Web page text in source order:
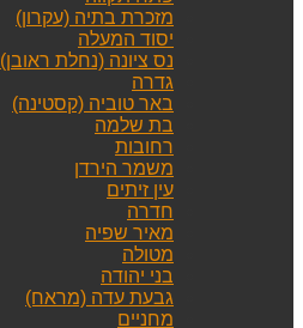
מזכרת בתיה (עקרון)
יסוד המעלה
נס ציונה (נחלת ראובן)
גדרה
באר טוביה (קסטינה)
בת שלמה
רחובות
משמר הירדן
עין זיתים
חדרה
מאיר שפיה
מטולה
בני יהודה
גבעת עדה (מראח)
מחניים